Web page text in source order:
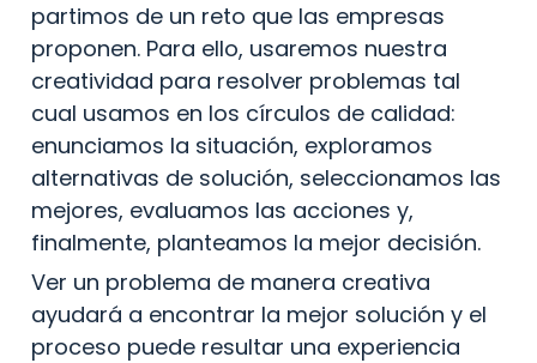
partimos de un reto que las empresas
proponen. Para ello, usaremos nuestra
creatividad para resolver problemas tal
cual usamos en los círculos de calidad:
enunciamos la situación, exploramos
alternativas de solución, seleccionamos las
mejores, evaluamos las acciones y,
finalmente, planteamos la mejor decisión.
Ver un problema de manera creativa
ayudará a encontrar la mejor solución y el
proceso puede resultar una experiencia